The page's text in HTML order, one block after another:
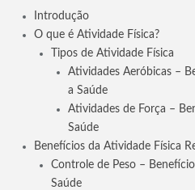
Introdução
O que é Atividade Física?
Tipos de Atividade Física
Atividades Aeróbicas –
a Saúde
Atividades de Força –
Saúde
Benefícios da Atividade Física
Controle de Peso –
Saúde